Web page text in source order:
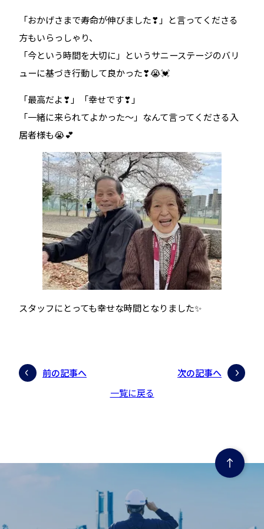
「おかげさまで寿命が伸びました❣」と言ってくださる
方もいらっしゃり、
「今という時間を大切に」というサニーステージのバリ
ューに基づき行動して良かった❣😭💓
「最高だよ❣」「幸せです❣」
「一緒に来られてよかった～」なんて言ってくださる入
居者様も😭💕
スタッフにとっても幸せな時間となりました✨
前の記事へ
一覧に戻る
次の記事へ
ページの先頭にもどる